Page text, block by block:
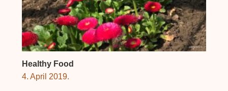
Healthy Food
4. April 2019.